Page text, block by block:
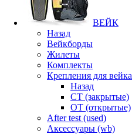
ВЕЙК
Назад
Вейкборды
Жилеты
Комплекты
Крепления для вейка
Назад
CT (закрытые)
OT (открытые)
After test (used)
Аксессуары (wb)